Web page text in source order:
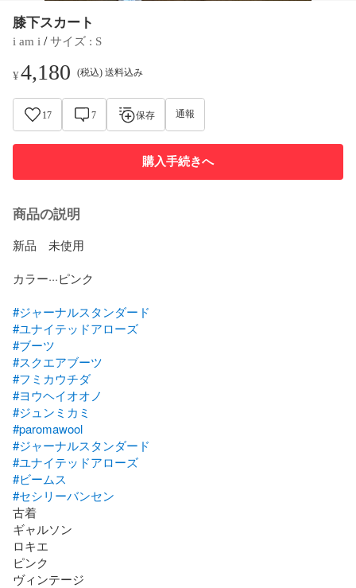
膝下スカート
i am i / サイズ : S
¥4,180 (税込) 送料込み
17 7 保存 通報
購入手続きへ
商品の説明
新品　未使用
カラー···ピンク
#ジャーナルスタンダード
#ユナイテッドアローズ
#ブーツ
#スクエアブーツ
#フミカウチダ
#ヨウヘイオオノ
#ジュンミカミ
#paromawool
#ジャーナルスタンダード
#ユナイテッドアローズ
#ビームス
#セシリーバンセン
古着
ギャルソン
ロキエ
ピンク
ヴィンテージ